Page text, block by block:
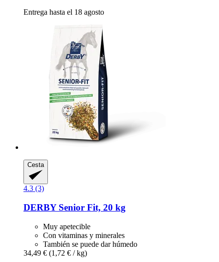
Entrega hasta el 18 agosto
Cesta
4.3 (3)
DERBYSenior Fit, 20 kg
Muy apetecible
Con vitaminas y minerales
También se puede dar húmedo
34,49 € (1,72 € / kg)